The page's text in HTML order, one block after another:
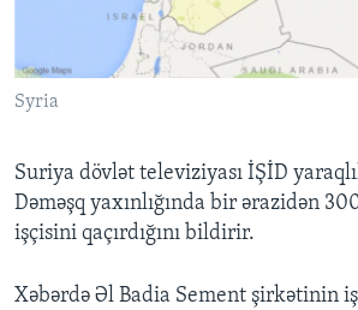
BIZI IZLƏYIN
Dillər
Syria
Suriya dövlət televiziyası İŞİD
Dəməşq yaxınlığında bir ərazidən
işçisini qaçırdığını bildirir.
Xəbərdə Əl Badia Sement şirkətinin